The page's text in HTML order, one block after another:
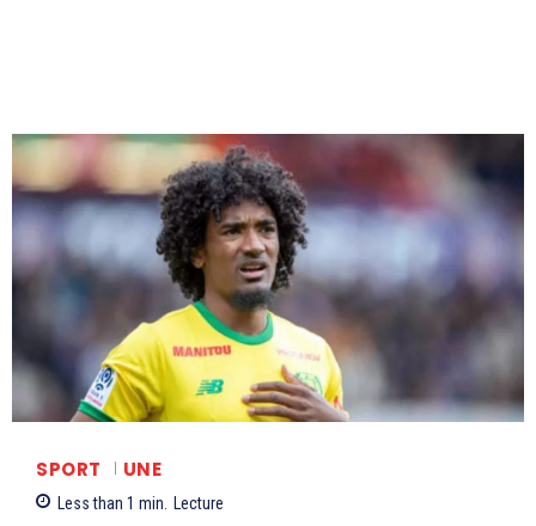
SPORT UNE
Less than 1 min. Lecture